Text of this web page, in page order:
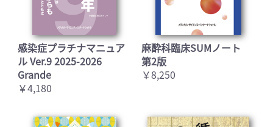
感染症プラチナマニュア
ル Ver.9 2025-2026
Grande
￥4,180
麻酔科臨床SUMノート
第2版
￥8,250